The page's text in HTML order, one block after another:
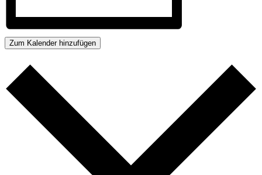
Zum Kalender hinzufügen